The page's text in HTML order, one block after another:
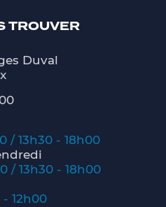
TROUVER
Duval
/ 13h30 - 18h00
/ 13h30 - 18h00
12h00